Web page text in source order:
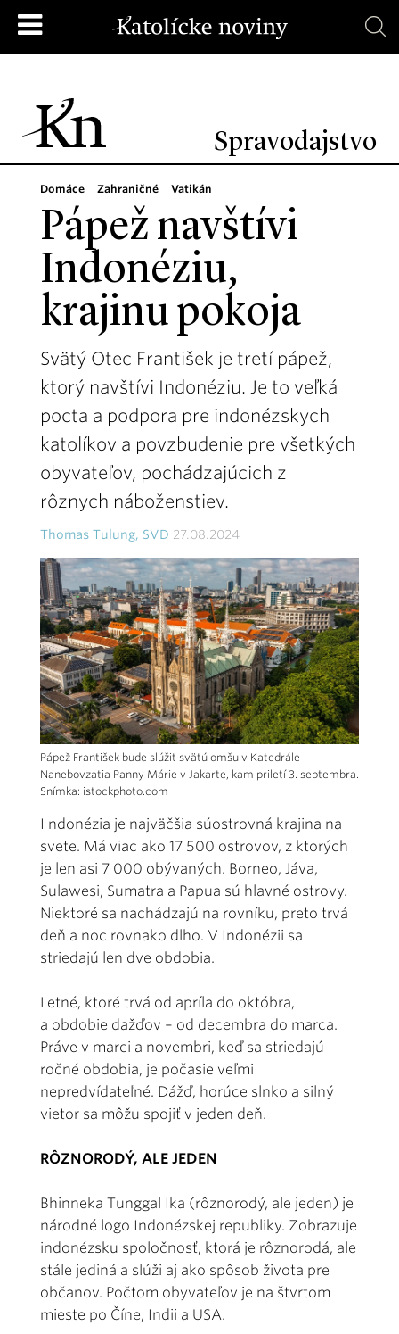
Spravodajstvo
Domáce Zahraničné Vatikán
Pápež navštívi
Indonéziu,
krajinu pokoja
Svätý Otec František je tretí pápež,
ktorý navštívi Indonéziu. Je to veľká
pocta a podpora pre indonézskych
katolíkov a povzbudenie pre všetkých
obyvateľov, pochádzajúcich z
rôznych náboženstiev.
Thomas Tulung, SVD 27.08.2024
Pápež František bude slúžiť svätú omšu v Katedrále
Nanebovzatia Panny Márie v Jakarte, kam priletí 3. septembra.
Snímka: istockphoto.com
I ndonézia je najväčšia súostrovná krajina na
svete. Má viac ako 17 500 ostrovov, z ktorých
je len asi 7 000 obývaných. Borneo, Jáva,
Sulawesi, Sumatra a Papua sú hlavné ostrovy.
Niektoré sa nachádzajú na rovníku, preto trvá
deň a noc rovnako dlho. V Indonézii sa
striedajú len dve obdobia.
Letné, ktoré trvá od apríla do októbra,
a obdobie dažďov – od decembra do marca.
Práve v marci a novembri, keď sa striedajú
ročné obdobia, je počasie veľmi
nepredvídateľné. Dážď, horúce slnko a silný
vietor sa môžu spojiť v jeden deň.
RÔZNORODÝ, ALE JEDEN
Bhinneka Tunggal Ika (rôznorodý, ale jeden) je
národné logo Indonézskej republiky. Zobrazuje
indonézsku spoločnosť, ktorá je rôznorodá, ale
stále jediná a slúži aj ako spôsob života pre
občanov. Počtom obyvateľov je na štvrtom
mieste po Číne, Indii a USA.